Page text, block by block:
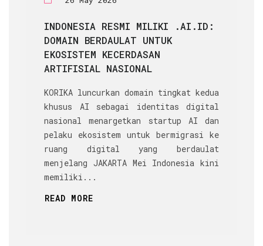
INDONESIA RESMI MILIKI .AI.ID:
DOMAIN BERDAULAT UNTUK
EKOSISTEM KECERDASAN
ARTIFISIAL NASIONAL
KORIKA luncurkan domain tingkat kedua
khusus AI sebagai identitas digital
nasional menargetkan startup AI dan
pelaku ekosistem untuk bermigrasi ke
ruang digital yang berdaulat
menjelang JAKARTA Mei Indonesia kini
memiliki...
READ MORE